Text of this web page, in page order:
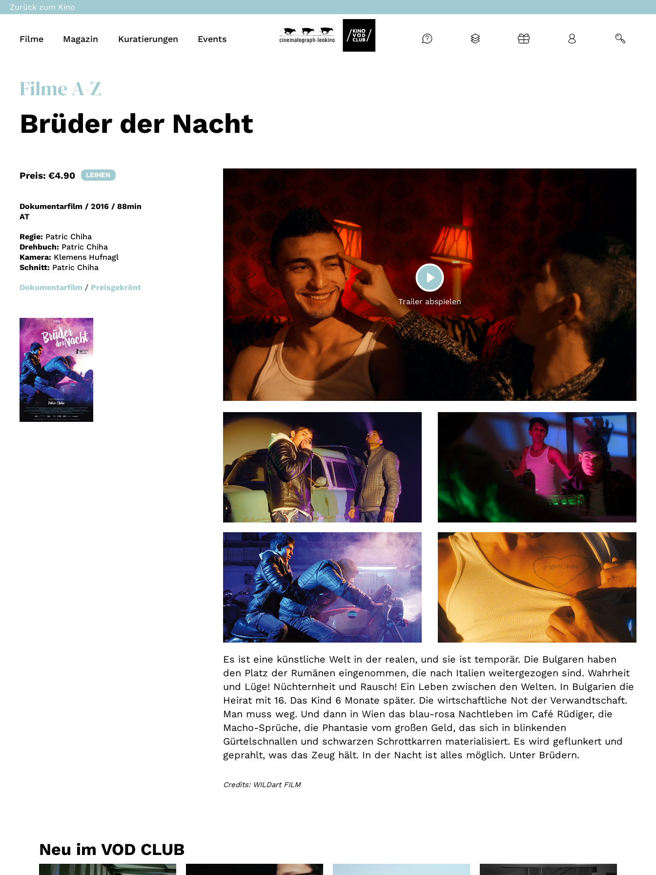
So geht’s
Filmpakete
Gutscheine
& Filmpässe
Account
Suche
Zurück zum Kino
Filme Magazin Kuratierungen Events
Filme A-Z
Brüder der Nacht
Preis: €4.90 LEIHEN
PLAY
Trailer abspielen
Dokumentarfilm / 2016 / 88min
AT
Regie: Patric Chiha
Drehbuch: Patric Chiha
Kamera: Klemens Hufnagl
Schnitt: Patric Chiha
Dokumentarfilm / Preisgekrönt
Es ist eine künstliche Welt in der realen, und sie ist temporär. Die Bulgaren haben
den Platz der Rumänen eingenommen, die nach Italien weitergezogen sind. Wahrheit
und Lüge! Nüchternheit und Rausch! Ein Leben zwischen den Welten. In Bulgarien die
Heirat mit 16. Das Kind 6 Monate später. Die wirtschaftliche Not der Verwandtschaft.
Man muss weg. Und dann in Wien das blau-rosa Nachtleben im Café Rüdiger, die
Macho-Sprüche, die Phantasie vom großen Geld, das sich in blinkenden
Gürtelschnallen und schwarzen Schrottkarren materialisiert. Es wird geflunkert und
geprahlt, was das Zeug hält. In der Nacht ist alles möglich. Unter Brüdern.
Credits: WILDart FILM
Neu im VOD CLUB